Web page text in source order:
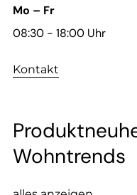
Mo – Fr
08:30 - 18:00 Uhr
Kontakt
Wohntrends